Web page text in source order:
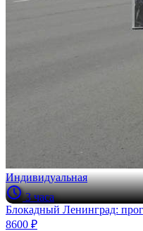
Индивидуальная
3 часа
Блокадный Ленинград:
8600 ₽